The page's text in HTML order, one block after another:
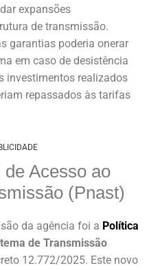
expansões
de transmissão.
garantias poderia onerar
em caso de desistência
investimentos realizados
repassados às tarifas
Acesso ao
(Pnast)
da agência foi a Política
de Transmissão
12.772/2025. Este novo